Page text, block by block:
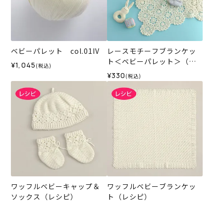
ベビーパレット col.01IV
¥1,045 (税込)
レースモチーフブランケッ
ト＜ベビーパレット＞（レ
シピ）
¥330 (税込)
ワッフルベビーキャップ＆
ソックス（レシピ）
ワッフルベビーブランケッ
ト（レシピ）